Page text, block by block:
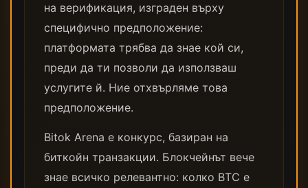
на верификация, изграден върху
специфично предположение:
платформата трябва да знае кой си,
преди да ти позволи да използваш
услугите й. Ние отхвърляме това
предположение.
Bitok Arena е конкурс, базиран на
биткойн транзакции. Блокчейнът вече
знае всичко релевантно: колко BTC е